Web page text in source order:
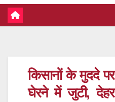
किसानों के मुददे
घेरने में जुटी,